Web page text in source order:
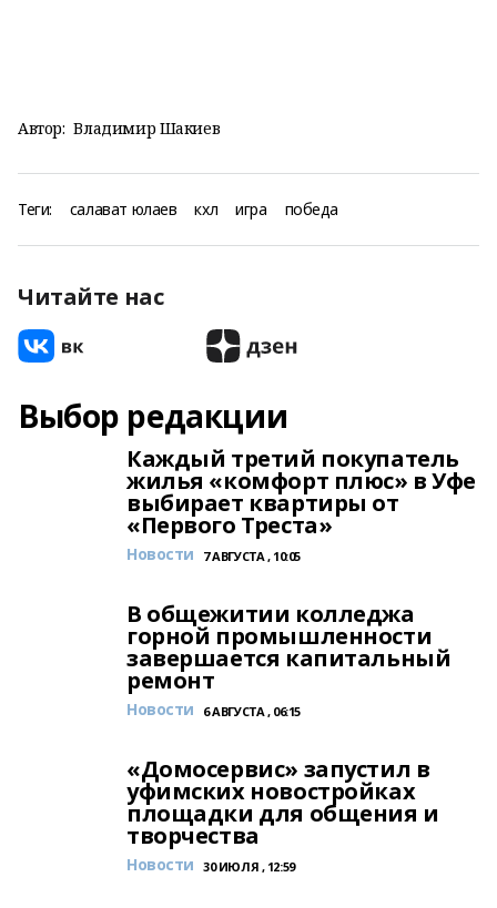
Автор: Владимир Шакиев
Теги: салават юлаев кхл игра победа
Читайте нас
Выбор редакции
Каждый третий покупатель
жилья «комфорт плюс» в Уфе
выбирает квартиры от
«Первого Треста»
Новости 7 АВГУСТА , 10:05
В общежитии колледжа
горной промышленности
завершается капитальный
ремонт
Новости 6 АВГУСТА , 06:15
«Домосервис» запустил в
уфимских новостройках
площадки для общения и
творчества
Новости 30 ИЮЛЯ , 12:59